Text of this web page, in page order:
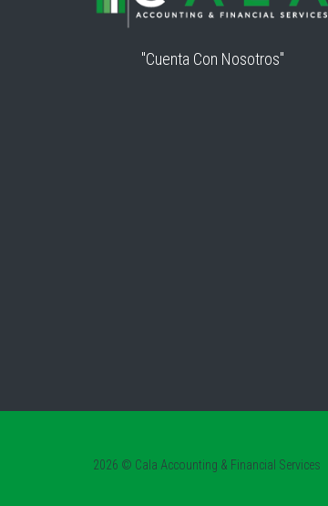
"Cuenta Con Nosotros"
2026 © Cala Accounting & Financial Services